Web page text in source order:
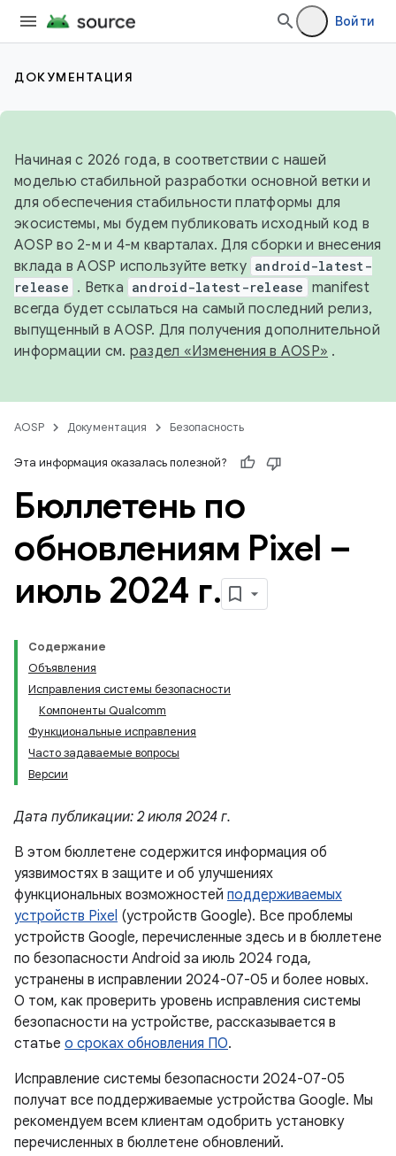
Войти
ДОКУМЕНТАЦИЯ
Начиная с 2026 года, в соответствии с нашей
моделью стабильной разработки основной ветки и
для обеспечения стабильности платформы для
экосистемы, мы будем публиковать исходный код в
AOSP во 2-м и 4-м кварталах. Для сборки и внесения
вклада в AOSP используйте ветку android-latest-
release . Ветка android-latest-release manifest
всегда будет ссылаться на самый последний релиз,
выпущенный в AOSP. Для получения дополнительной
информации см. раздел «Изменения в AOSP» .
AOSP Документация Безопасность
Эта информация оказалась полезной?
Бюллетень по
обновлениям Pixel –
июль 2024 г.
Содержание
Объявления
Исправления системы безопасности
Компоненты Qualcomm
Функциональные исправления
Часто задаваемые вопросы
Версии
Дата публикации: 2 июля 2024 г.
В этом бюллетене содержится информация об
уязвимостях в защите и об улучшениях
функциональных возможностей поддерживаемых
устройств Pixel (устройств Google). Все проблемы
устройств Google, перечисленные здесь и в бюллетене
по безопасности Android за июль 2024 года,
устранены в исправлении 2024-07-05 и более новых.
О том, как проверить уровень исправления системы
безопасности на устройстве, рассказывается в
статье о сроках обновления ПО.
Исправление системы безопасности 2024-07-05
получат все поддерживаемые устройства Google. Мы
рекомендуем всем клиентам одобрить установку
перечисленных в бюллетене обновлений.